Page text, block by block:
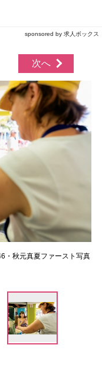
sponsored by 求人ボックス
次へ
・秋元真夏ファースト写真